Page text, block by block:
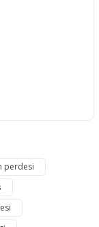
perdesi